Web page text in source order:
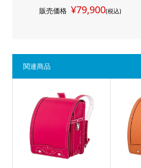
販売価格 ¥79,900(税込)
関連商品